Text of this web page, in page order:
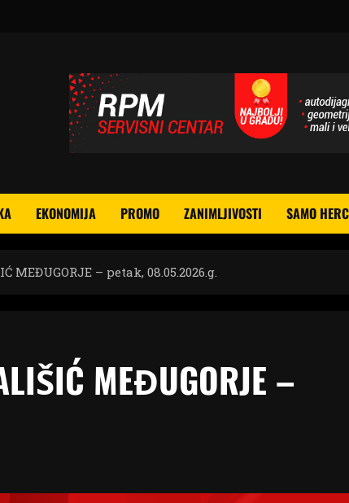
EKONOMIJA PROMO ZANIMLJIVOSTI SAMO
MEĐUGORJE – petak, 08.05.2026.g.
MEĐUGORJE –